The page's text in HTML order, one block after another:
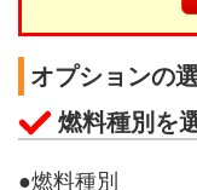
オプションの
燃料種別を
●燃料種別